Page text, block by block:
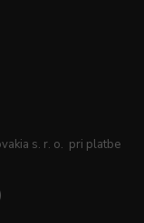
s. r. o. pri platbe